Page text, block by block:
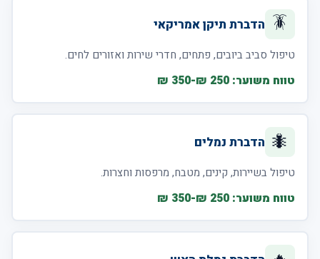
🪳 הדברת תיקן אמריקאי
טיפול סביב ביובים, פתחים, חדרי שירות ואזורים לחים.
טווח משוער: 250 ₪-350 ₪
🐜 הדברת נמלים
טיפול בשיירות, קינים, מטבח, מרפסות וחצרות.
טווח משוער: 250 ₪-350 ₪